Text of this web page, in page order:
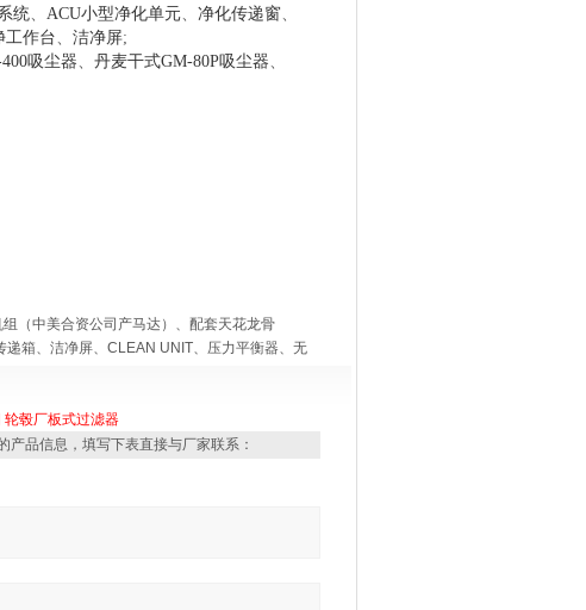
统、 ACU小型净化单元、 净化传递窗、
工作台、 洁净屏;
吸尘器、 丹麦干式GM-80P吸尘器、
（中美合资公司产马达）、配套天花龙骨
箱、洁净屏、CLEAN UNIT、压力平衡器、无
轮毂厂板式过滤器
产品信息，填写下表直接与厂家联系：